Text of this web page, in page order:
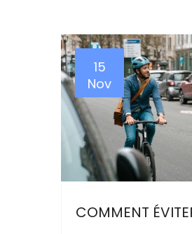
15
Nov
COMMENT